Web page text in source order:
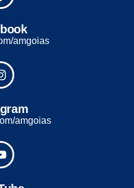
amgoias
amgoias